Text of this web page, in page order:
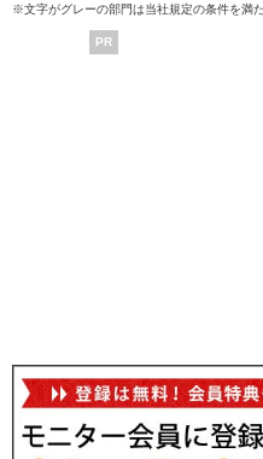
※文字がグレーの部門は当社規定の条件を満
PR